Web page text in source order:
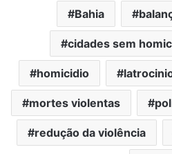
Bahia
cidades sem
homicidio
mortes violentas
redução da violência